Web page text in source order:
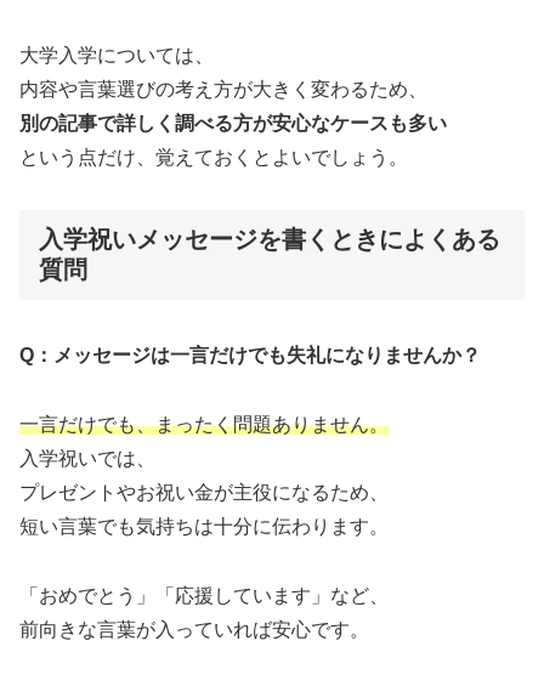
大学入学については、
内容や言葉選びの考え方が大きく変わるため、
別の記事で詳しく調べる方が安心なケースも多い
という点だけ、覚えておくとよいでしょう。
入学祝いメッセージを書くときによくある
質問
Q：メッセージは一言だけでも失礼になりませんか？
一言だけでも、まったく問題ありません。
入学祝いでは、
プレゼントやお祝い金が主役になるため、
短い言葉でも気持ちは十分に伝わります。
「おめでとう」「応援しています」など、
前向きな言葉が入っていれば安心です。